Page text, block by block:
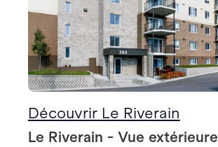
Découvrir Le Riverain
Le Riverain - Vue extérieure